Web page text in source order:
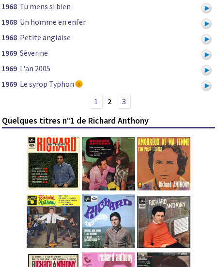
1968 Tu mens si bien
1968 Un homme en enfer
1968 Petite anglaise
1969 Séverine
1969 L'an 2005
1969 Le syrop Typhon
1
2 3
Quelques titres n°1 de Richard Anthony